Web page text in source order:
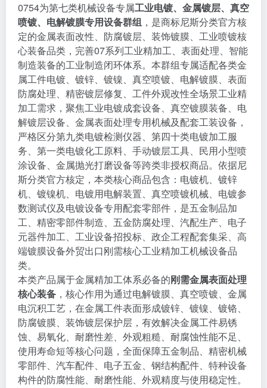
0754为第七类机械设备专属工业电镀、金属镀层、真空
喷镀、电解镀膜专用设备群组 ，是商标尼斯分类官方核
定的金属表面改性、防腐镀层、装饰镀膜、工业喷镀核
心装备品类，完善07系列工业精加工、表面处理、智能
制造装备的工业制造闭环体系。本群组专属适配各类金
属工件电镀、镀锌、镀镍、真空喷镀、电解镀膜、表面
防腐处理、精密镀层修复、工件外观改性全场景工业精
加工需求，聚焦工业电镀成套设备、真空镀膜装备、电
解镀层设备、金属表面处理专用机械及配套工装设备，
严格区分第九类电镀检测仪器、第四十类电镀加工服
务、第一类电镀化工原料、手动镀层工具、民用小型喷
涂设备、金属抛光打磨设备等跨类非授权商品。依据尼
斯分类官方核定，本类核心商品包含：电镀机、镀锌
机、镀镍机、电镀用电解装置、真空喷镀机械、电镀参
数测试仪及电镀设备专用配套零部件，是五金制品加
工、精密零部件制造、五金防腐处理、汽配生产、电子
元器件加工、工业设备招投标、政企工程配套集采、高
端镀膜设备外贸出口刚需核心工业精加工机械设备品
类。
本类产品属于金属精加工体系必备的刚需金属表面处理
核心装备 ，核心作用为通过电解镀膜、真空喷镀、金属
电沉积工艺，在金属工件表面形成镀锌、镀镍、镀铬、
防腐镀膜、装饰镀层保护层，有效解决金属工件易锈
蚀、易氧化、耐磨性差、外观粗糙、耐腐蚀性能不足、
使用寿命短等核心问题，全面保障五金制品、精密机械
零部件、汽车配件、电子五金、钢结构配件、特种设备
构件的防腐性能、耐磨性能、外观精度与使用稳定性。